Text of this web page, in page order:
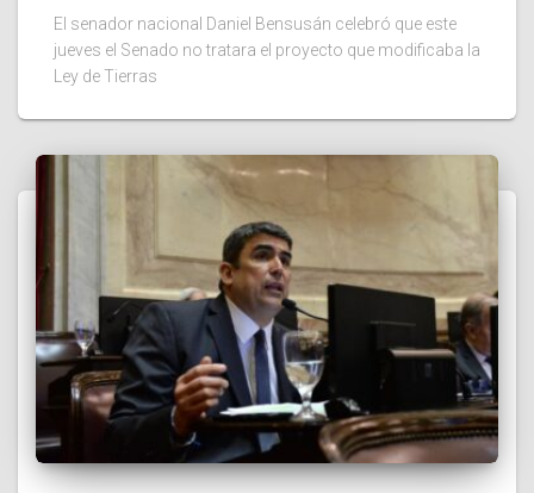
El senador nacional Daniel Bensusán celebró que este
jueves el Senado no tratara el proyecto que modificaba la
Ley de Tierras